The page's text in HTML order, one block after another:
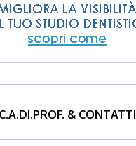
C.A.DI.PROF. & CONTATTI